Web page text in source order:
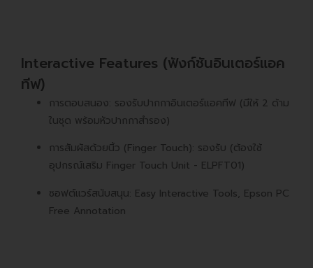
Interactive Features (ฟังก์ชันอินเตอร์แอค
ทีฟ)
การตอบสนอง: รองรับปากกาอินเตอร์แอคทีฟ (มีให้ 2 ด้าม
ในชุด พร้อมหัวปากกาสำรอง)
การสัมผัสด้วยนิ้ว (Finger Touch): รองรับ (ต้องใช้
อุปกรณ์เสริม Finger Touch Unit - ELPFT01)
ซอฟต์แวร์สนับสนุน: Easy Interactive Tools, Epson PC
Free Annotation